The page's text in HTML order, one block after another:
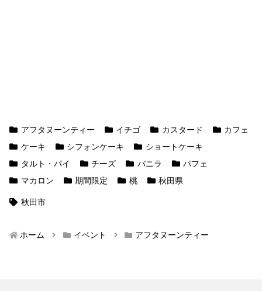
アフタヌーンティー イチゴ カスタード
カフェ
ケーキ
シフォンケーキ
ショートケーキ
タルト・パイ
チーズ バニラ
パフェ
マカロン
期間限定 桃 秋田県
秋田市
ホーム イベント アフタヌーンティー